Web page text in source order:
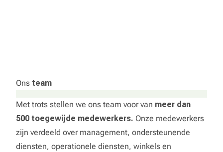
Ons team
Met trots stellen we ons team voor van meer dan
500 toegewijde medewerkers. Onze medewerkers
zijn verdeeld over management, ondersteunende
diensten, operationele diensten, winkels en